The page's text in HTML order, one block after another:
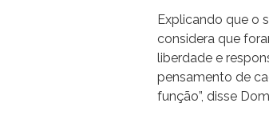
Explicando que o
considera que
liberdade e
pensamento de
função”, disse